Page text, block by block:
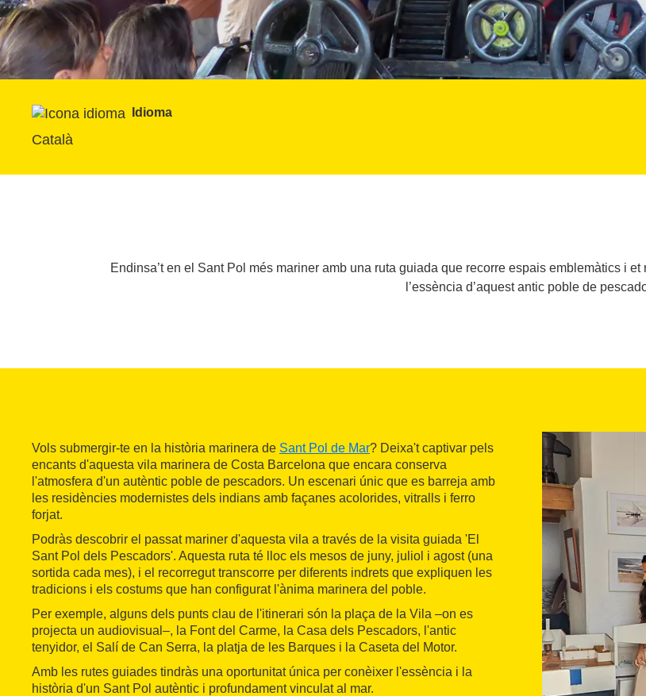
Idioma
Català
Endinsa’t en el Sant Pol més mariner amb una ruta guiada que recorre espais emblemàtics i
l’essència d’aquest antic poble de
Vols submergir-te en la història marinera de Sant Pol de Mar? Deixa't captivar pels
encants d'aquesta vila marinera de Costa Barcelona que encara conserva
l'atmosfera d'un autèntic poble de pescadors. Un escenari únic que es barreja amb
les residències modernistes dels indians amb façanes acolorides, vitralls i ferro
forjat.
Podràs descobrir el passat mariner d'aquesta vila a través de la visita guiada 'El
Sant Pol dels Pescadors'. Aquesta ruta té lloc els mesos de juny, juliol i agost (una
sortida cada mes), i el recorregut transcorre per diferents indrets que expliquen les
tradicions i els costums que han configurat l'ànima marinera del poble.
Per exemple, alguns dels punts clau de l'itinerari són la plaça de la Vila –on es
projecta un audiovisual–, la Font del Carme, la Casa dels Pescadors, l'antic
tenyidor, el Salí de Can Serra, la platja de les Barques i la Caseta del Motor.
Amb les rutes guiades tindràs una oportunitat única per conèixer l'essència i la
història d'un Sant Pol autèntic i profundament vinculat al mar.